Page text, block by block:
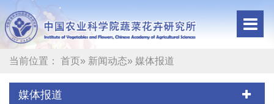
当前位置： 首页» 新闻动态» 媒体报道
媒体报道